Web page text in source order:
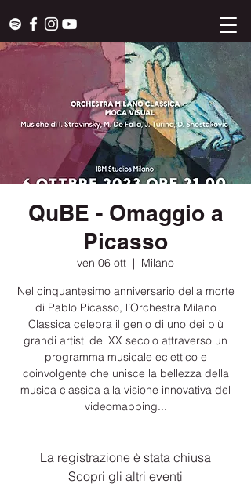
QuBE - Omaggio a
Picasso
ven 06 ott
  |
Milano
Nel cinquantesimo anniversario della morte
di Pablo Picasso, l’Orchestra Milano
Classica celebra il genio di uno dei più
grandi artisti del XX secolo attraverso un
programma musicale eclettico e
coinvolgente che unisce la bellezza della
musica classica alla visione innovativa del
videomapping...
La registrazione è stata chiusa
Scopri gli altri eventi